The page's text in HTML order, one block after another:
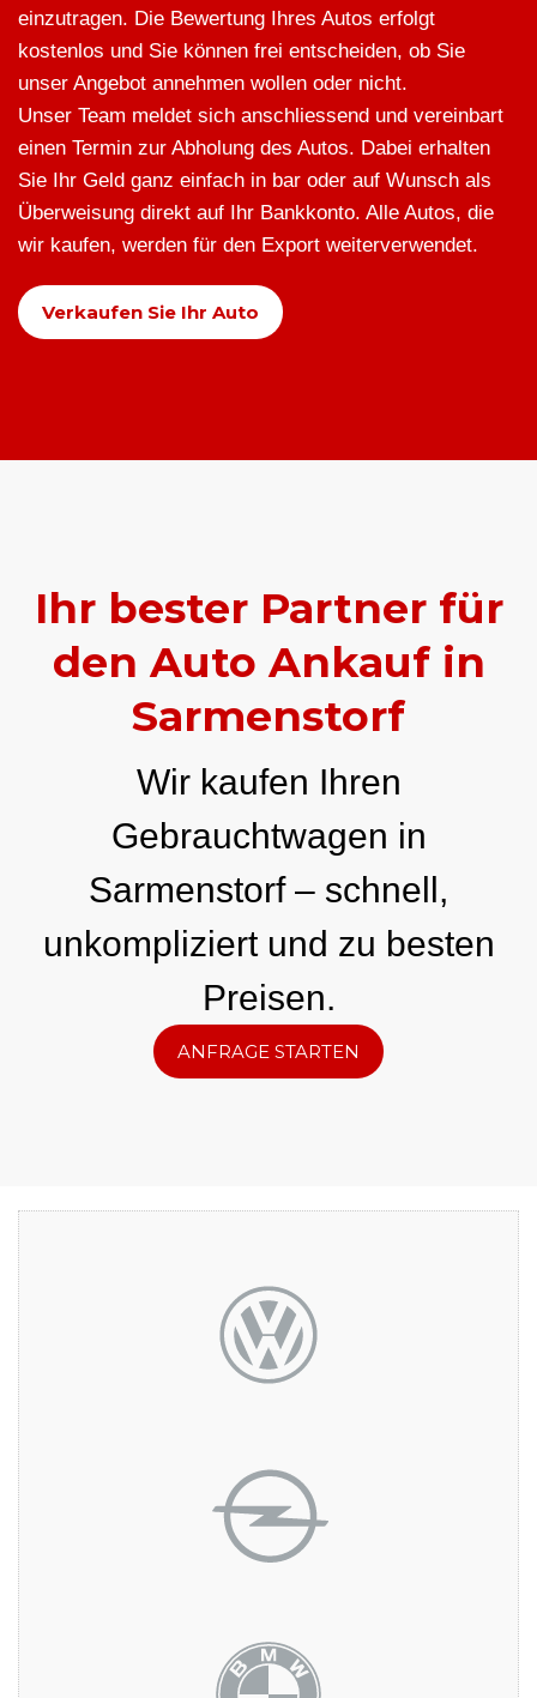
einzutragen. Die Bewertung Ihres Autos erfolgt
kostenlos und Sie können frei entscheiden, ob Sie
unser Angebot annehmen wollen oder nicht.
Unser Team meldet sich anschliessend und vereinbart
einen Termin zur Abholung des Autos. Dabei erhalten
Sie Ihr Geld ganz einfach in bar oder auf Wunsch als
Überweisung direkt auf Ihr Bankkonto. Alle Autos, die
wir kaufen, werden für den Export weiterverwendet.
Verkaufen Sie Ihr Auto
Ihr bester Partner für
den Auto Ankauf in
Sarmenstorf
Wir kaufen Ihren
Gebrauchtwagen in
Sarmenstorf – schnell,
unkompliziert und zu besten
Preisen.
ANFRAGE STARTEN